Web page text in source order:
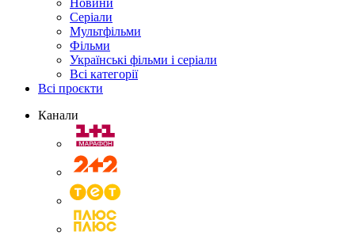
Новини
Серіали
Мультфільми
Фільми
Українські фільми і серіали
Всі категорії
Всі проєкти
Канали